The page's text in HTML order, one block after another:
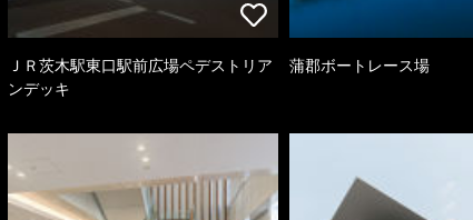
ＪＲ茨木駅東口駅前広場ペデストリア
ンデッキ
蒲郡ボートレース場